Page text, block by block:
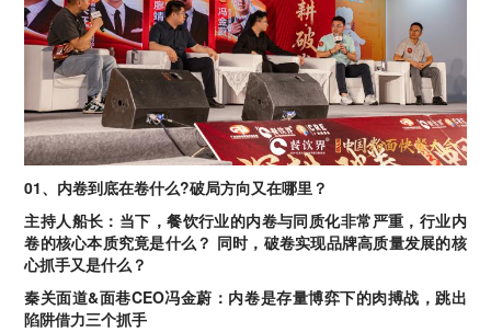
01、内卷到底在卷什么?破局方向又在哪里？
主持人船长：当下，餐饮行业的内卷与同质化非常严重，行业内
卷的核心本质究竟是什么？ 同时，破卷实现品牌高质量发展的核
心抓手又是什么？
秦关面道&面巷CEO冯金蔚：内卷是存量博弈下的肉搏战，跳出
陷阱借力三个抓手